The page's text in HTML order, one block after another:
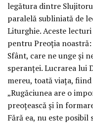
legătura dintre
paralelă subliniată de
Liturghie. Aceste
pentru Preoția
Sfânt, care ne unge și
speranței. Lucrarea lui
mereu, toată viața,
„Rugăciunea are o
preoțească și în
Fără ea, nu este